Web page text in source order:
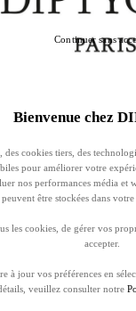
Bienvenue chez
cookies tiers, des
pour améliorer votre
nos performances média et
peuvent être stockées dans
les cookies, de gérer vos
accepter.
à jour vos préférences en
veuillez consulter notre
Continuer sans